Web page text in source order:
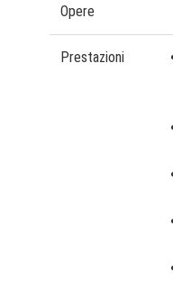
Opere
Prestazioni